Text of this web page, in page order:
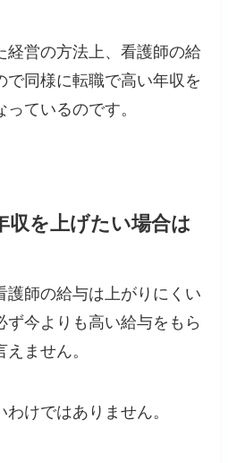
経営の方法上、看護師の給
で同様に転職で高い年収を
ているのです。
収を上げたい場合は
護師の給与は上がりにくい
ず今よりも高い給与をもら
ません。
けではありません。